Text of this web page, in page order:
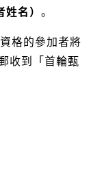
名） 。
格的參加者將
收到「首輪甄